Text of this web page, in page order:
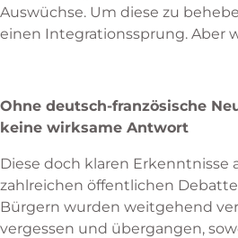
Auswüchse. Um diese zu
einen Integrationssprung. Aber
Ohne deutsch-französische
keine wirksame Antwort
Diese doch klaren Erkenntnisse
zahlreichen öffentlichen
Bürgern wurden weitgehend
vergessen und übergangen,